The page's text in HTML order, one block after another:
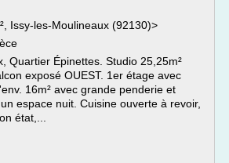
Issy-les-Moulineaux (92130)>
Quartier Épinettes. Studio 25,25m²
exposé OUEST. 1er étage avec
16m² avec grande penderie et
espace nuit. Cuisine ouverte à revoir,
état,...